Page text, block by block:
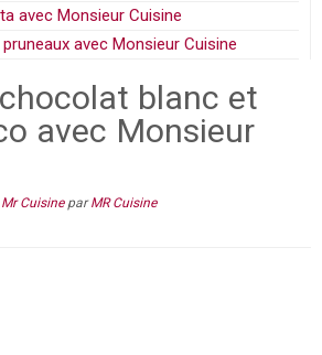
avec Monsieur Cuisine
avec Monsieur Cuisine
blanc et
avec Monsieur
Mr Cuisine parMR Cuisine